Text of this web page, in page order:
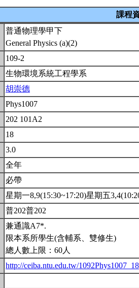
課程
普通物理學甲下
General Physics (a)(2)
109-2
生物環境系統工程學系
胡崇德
Phys1007
202 101A2
18
3.0
全年
必帶
星期一8,9(15:30~17:20)星期五
普202普202
兼通識A7*.
限本系所學生(含輔系、雙修生)
總人數上限：60人
http://ceiba.ntu.edu.tw/1092Phys1007_18